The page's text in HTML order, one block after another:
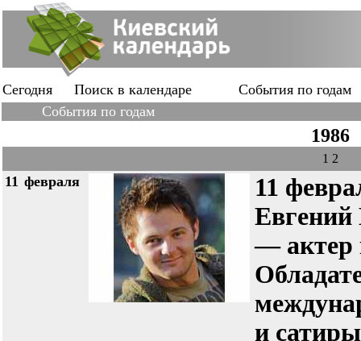
Сегодня Поиск в календаре
События по годам
События по годам
1986
1 2
11 февраля
11
— актер
и